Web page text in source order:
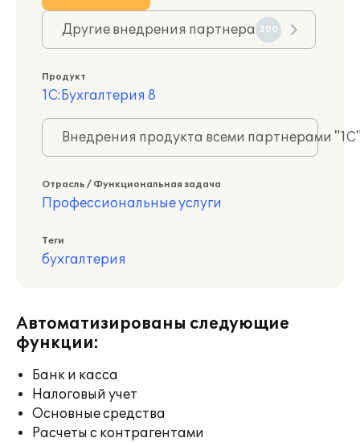
Другие внедрения партнера 300
Продукт
1С:Бухгалтерия 8
Внедрения продукта всеми партнерами
Отрасль / Функциональная задача
Профессиональные услуги
Теги
бухгалтерия
Автоматизированы следующие
функции:
Банк и касса
Налоговый учет
Основные средства
Расчеты с контрагентами